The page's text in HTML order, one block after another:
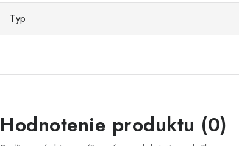
Typ
Hodnotenie produktu (0)